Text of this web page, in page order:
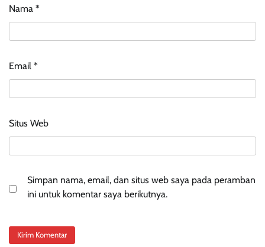
Nama *
Email *
Situs Web
Simpan nama, email, dan situs web saya pada peramban
ini untuk komentar saya berikutnya.